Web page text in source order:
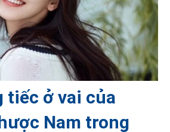
tiếc ở vai của
Nam trong